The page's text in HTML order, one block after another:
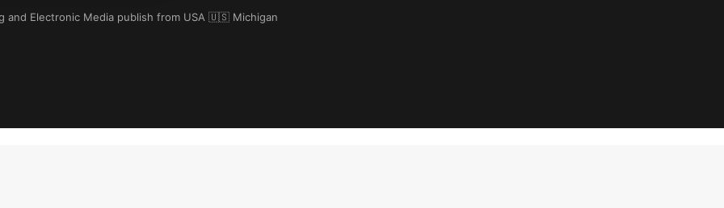
and Electronic Media publish from USA 🇺🇸 Michigan